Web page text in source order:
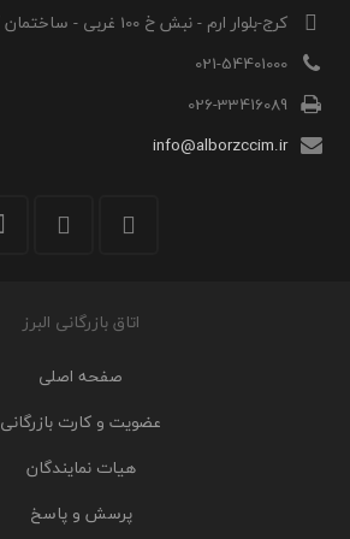
کرج-بلوار ارم - نبش خ 100 غربی - ساختمان آناهیتا
021-54401000
026-33416089
info@alborzccim.ir
اتاق بازرگانی البرز
صفحه اصلی
عضویت و کارت بازرگانی
هیات نمایندگان
پرسش و پاسخ